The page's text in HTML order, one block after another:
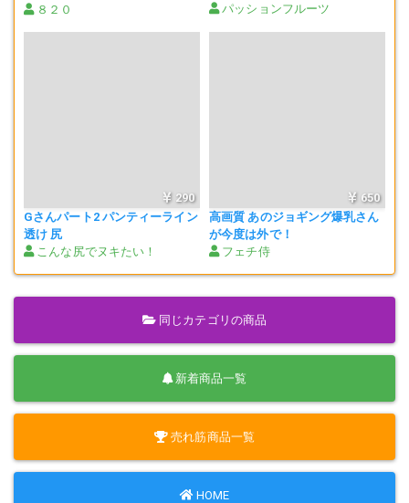
チ尻に密着・パンチラ映像】超
８２０
パッションフルーツ
290
Gさんパート2 パンティーライン
透け 尻
こんな尻でヌキたい！
650
高画質 あのジョギング爆乳さん
が今度は外で！
フェチ侍
同じカテゴリの商品
新着商品一覧
売れ筋商品一覧
HOME